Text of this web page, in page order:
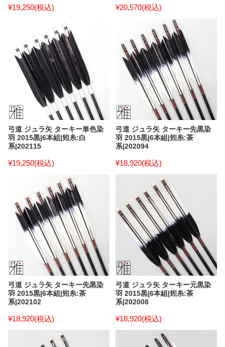
¥19,250(税込) ¥20,570(税込)
弓道 ジュラ矢 ターキー単色染
羽 2015黒|6本組|矧糸:白
系|202115
¥19,250(税込)
弓道 ジュラ矢 ターキー先黒染
羽 2015黒|6本組|矧糸:茶
系|202094
¥18,920(税込)
弓道 ジュラ矢 ターキー先黒染
羽 2015黒|6本組|矧糸:茶
系|202102
¥18,920(税込)
弓道 ジュラ矢 ターキー元黒染
羽 2015黒|6本組|矧糸:茶
系|202008
¥18,920(税込)